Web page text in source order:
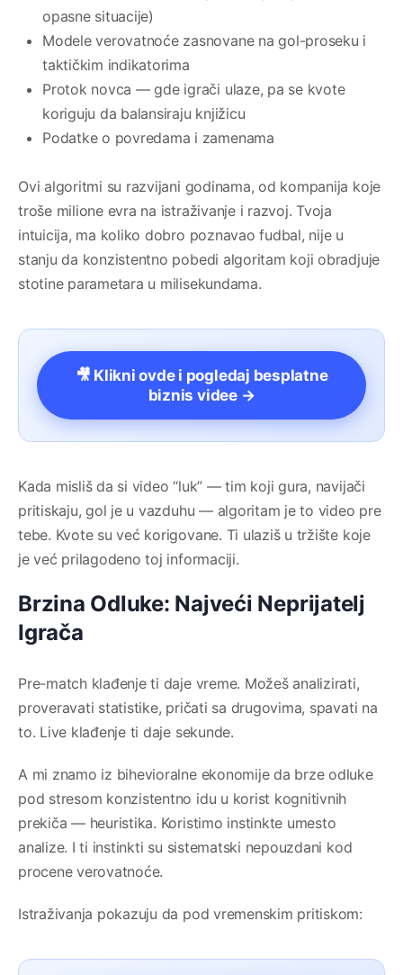
opasne situacije)
Modele verovatnoće zasnovane na gol-proseku i
taktičkim indikatorima
Protok novca — gde igrači ulaze, pa se kvote
koriguju da balansiraju knjižicu
Podatke o povredama i zamenama
Ovi algoritmi su razvijani godinama, od kompanija koje
troše milione evra na istraživanje i razvoj. Tvoja
intuicija, ma koliko dobro poznavao fudbal, nije u
stanju da konzistentno pobedi algoritam koji obradjuje
stotine parametara u milisekundama.
🎥 Klikni ovde i pogledaj besplatne
biznis videe →
Kada misliš da si video “luk” — tim koji gura, navijači
pritiskaju, gol je u vazduhu — algoritam je to video pre
tebe. Kvote su već korigovane. Ti ulaziš u tržište koje
je već prilagodeno toj informaciji.
Brzina Odluke: Najveći Neprijatelj
Igrača
Pre-match klađenje ti daje vreme. Možeš analizirati,
proveravati statistike, pričati sa drugovima, spavati na
to. Live klađenje ti daje sekunde.
A mi znamo iz bihevioralne ekonomije da brze odluke
pod stresom konzistentno idu u korist kognitivnih
prekiča — heuristika. Koristimo instinkte umesto
analize. I ti instinkti su sistematski nepouzdani kod
procene verovatnoće.
Istraživanja pokazuju da pod vremenskim pritiskom: